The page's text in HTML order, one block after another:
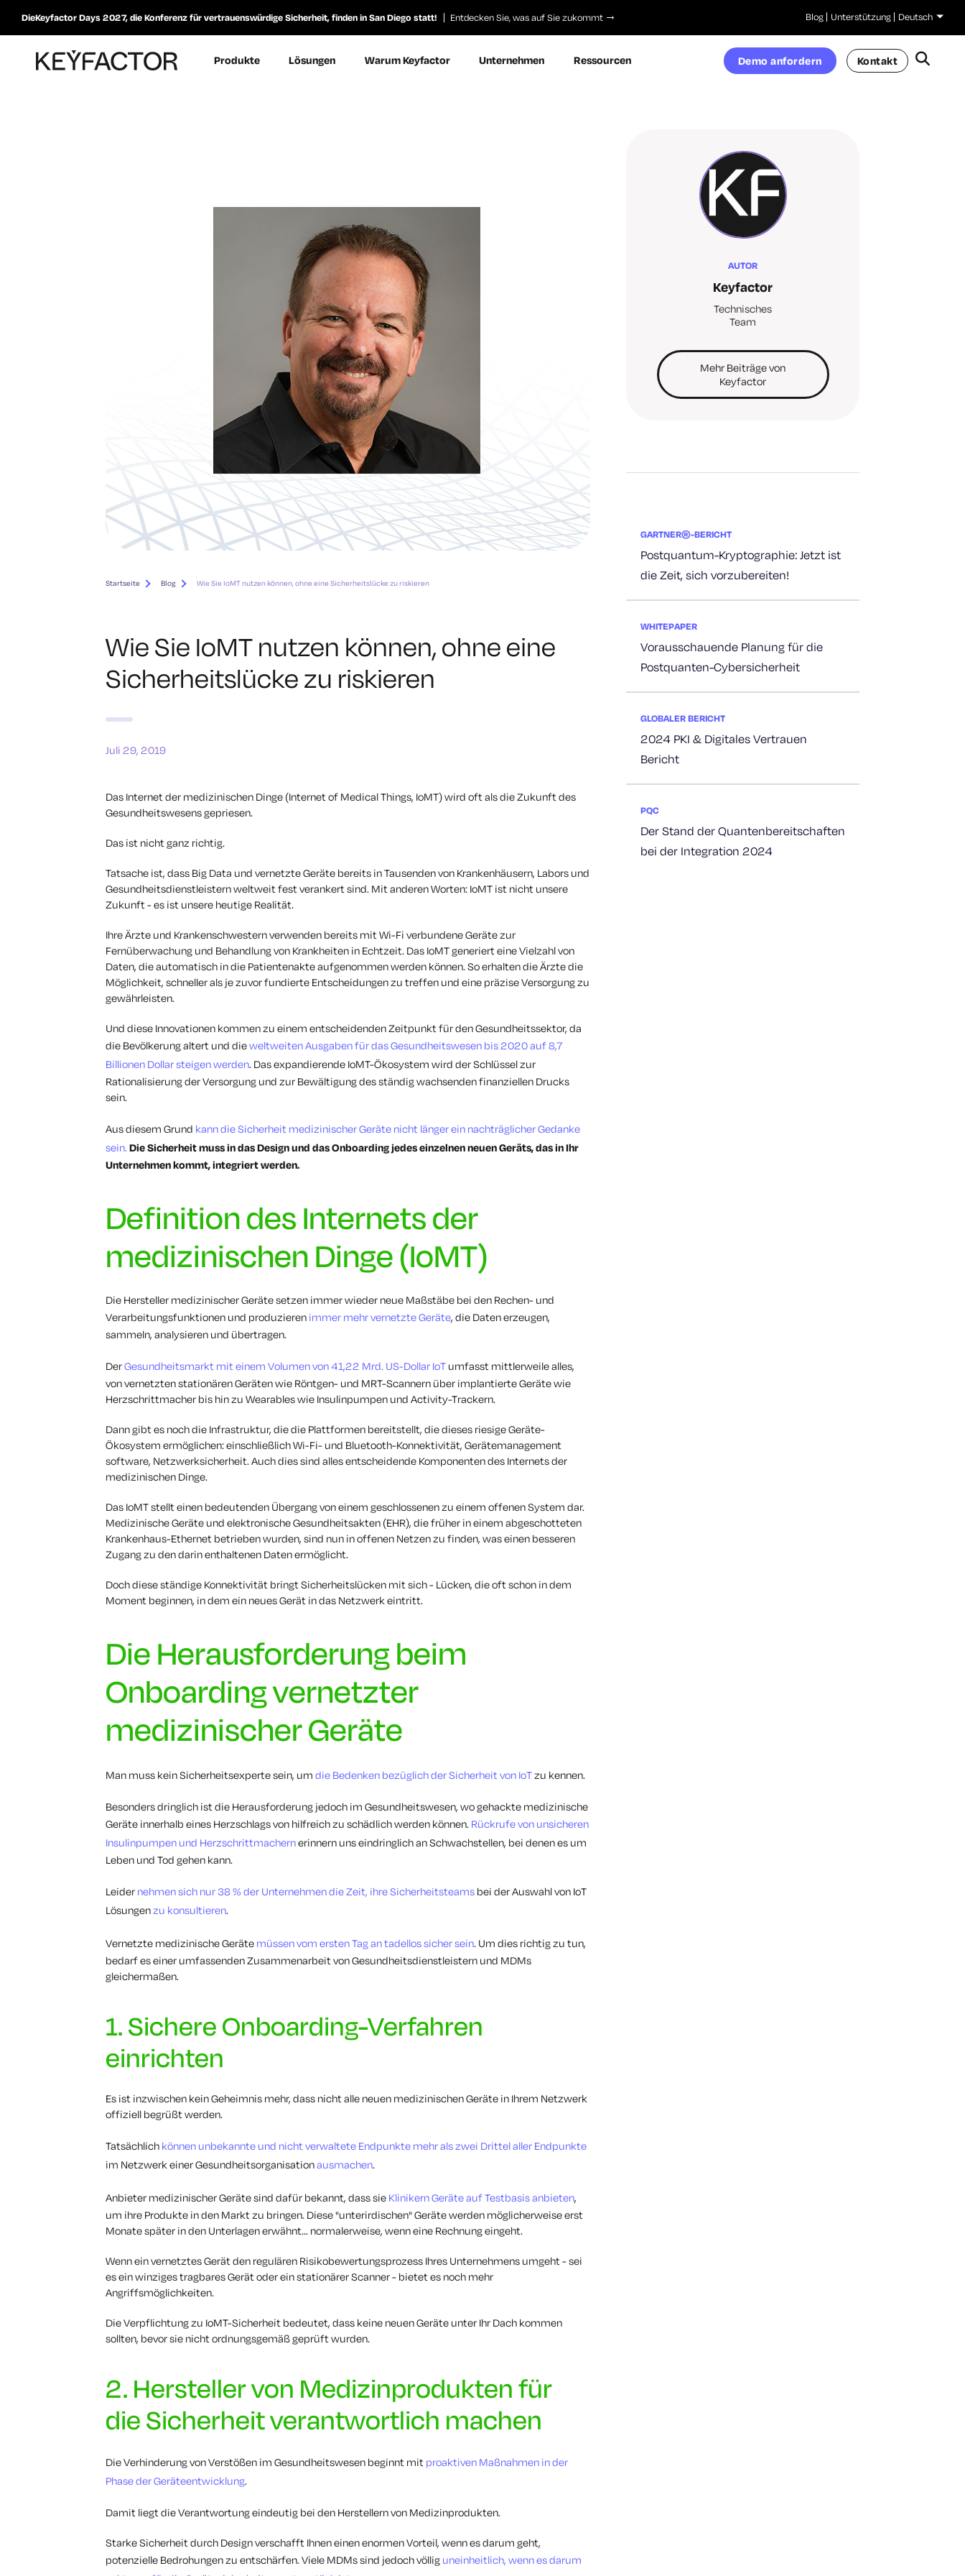
DieKeyfactor Days 2027, die Konferenz für vertrauenswürdige Sicherheit, finden in San Diego statt! Entdecken Sie, was auf Sie zukommt Blog Unterstützung Deutsch
Produkte Lösungen Warum Keyfactor Unternehmen Ressourcen Demo anfordern Kontakt
Startseite Blog Wie Sie IoMT nutzen können, ohne eine Sicherheitslücke zu riskieren
Wie Sie IoMT nutzen können, ohne eine
Sicherheitslücke zu riskieren
Juli 29, 2019
Das Internet der medizinischen Dinge (Internet of Medical Things, IoMT) wird oft als die Zukunft des
Gesundheitswesens gepriesen.
Das ist nicht ganz richtig.
Tatsache ist, dass Big Data und vernetzte Geräte bereits in Tausenden von Krankenhäusern, Labors und
Gesundheitsdienstleistern weltweit fest verankert sind. Mit anderen Worten: IoMT ist nicht unsere
Zukunft- es ist unsere heutige Realität.
Ihre Ärzte und Krankenschwestern verwenden bereits mit Wi-Fi verbundene Geräte zur
Fernüberwachung und Behandlung von Krankheiten in Echtzeit. Das IoMT generiert eine Vielzahl von
Daten, die automatisch in die Patientenakte aufgenommen werden können. So erhalten die Ärzte die
Möglichkeit, schneller als je zuvor fundierte Entscheidungen zu treffen und eine präzise Versorgung zu
gewährleisten.
Und diese Innovationen kommen zu einem entscheidenden Zeitpunkt für den Gesundheitssektor, da
die Bevölkerung altert und dieweltweiten Ausgaben für das Gesundheitswesen bis 2020 auf 8,7
Billionen Dollar steigen werden. Das expandierende IoMT-Ökosystem wird der Schlüssel zur
Rationalisierung der Versorgung und zur Bewältigung des ständig wachsenden finanziellen Drucks
sein.
Aus diesem Grund kann die Sicherheit medizinischer Geräte nicht länger ein nachträglicher Gedanke
sein.Die Sicherheit muss in das Design und das Onboarding jedes einzelnen neuen Geräts, das in Ihr
Unternehmen kommt, integriert werden.
Definition des Internets der
medizinischen Dinge (IoMT)
Die Hersteller medizinischer Geräte setzen immer wieder neue Maßstäbe bei den Rechen- und
Verarbeitungsfunktionen und produzieren immer mehr vernetzte Geräte, die Daten erzeugen,
sammeln, analysieren und übertragen.
DerGesundheitsmarkt mit einem Volumen von 41,22 Mrd. US-Dollar IoT umfasst mittlerweile alles,
von vernetzten stationären Geräten wie Röntgen- und MRT-Scannern über implantierte Geräte wie
Herzschrittmacher bis hin zu Wearables wie Insulinpumpen und Activity-Trackern.
Dann gibt es noch die Infrastruktur, die die Plattformen bereitstellt, die dieses riesige Geräte-
Ökosystem ermöglichen: einschließlich Wi-Fi- und Bluetooth-Konnektivität, Gerätemanagement
software, Netzwerksicherheit. Auch dies sind alles entscheidende Komponenten des Internets der
medizinischen Dinge.
Das IoMT stellt einen bedeutenden Übergang von einem geschlossenen zu einem offenen System dar.
Medizinische Geräte und elektronische Gesundheitsakten (EHR), die früher in einem abgeschotteten
Krankenhaus-Ethernet betrieben wurden, sind nun in offenen Netzen zu finden, was einen besseren
Zugang zu den darin enthaltenen Daten ermöglicht.
Doch diese ständige Konnektivität bringt Sicherheitslücken mit sich - Lücken, die oft schon in dem
Moment beginnen, in dem ein neues Gerät in das Netzwerk eintritt.
Die Herausforderung beim
Onboarding vernetzter
medizinischer Geräte
Man muss kein Sicherheitsexperte sein, um die Bedenken bezüglich der Sicherheit von IoTzu kennen.
Besonders dringlich ist die Herausforderung jedoch im Gesundheitswesen, wo gehackte medizinische
Geräte innerhalb eines Herzschlags von hilfreich zu schädlich werden können. Rückrufe von unsicheren
Insulinpumpen und Herzschrittmachernerinnern uns eindringlich an Schwachstellen, bei denen es um
Leben und Tod gehen kann.
Leider nehmen sich nur 38 % der Unternehmen die Zeit, ihre Sicherheitsteams bei der Auswahl von IoT
Lösungenzu konsultieren.
Vernetzte medizinische Geräte müssen vom ersten Tag an tadellos sicher sein. Um dies richtig zu tun,
bedarf es einer umfassenden Zusammenarbeit von Gesundheitsdienstleistern und MDMs
gleichermaßen.
1. Sichere Onboarding-Verfahren
einrichten
Es ist inzwischen kein Geheimnis mehr, dass nicht alle neuen medizinischen Geräte in Ihrem Netzwerk
offiziell begrüßt werden.
Tatsächlich können unbekannte und nicht verwaltete Endpunkte mehr als zwei Drittel aller Endpunkte
im Netzwerk einer Gesundheitsorganisationausmachen.
Anbieter medizinischer Geräte sind dafür bekannt, dass sie Klinikern Geräte auf Testbasis anbieten,
um ihre Produkte in den Markt zu bringen. Diese "unterirdischen" Geräte werden möglicherweise erst
Monate später in den Unterlagen erwähnt... normalerweise, wenn eine Rechnung eingeht.
Wenn ein vernetztes Gerät den regulären Risikobewertungsprozess Ihres Unternehmens umgeht - sei
es ein winziges tragbares Gerät oder ein stationärer Scanner - bietet es noch mehr
Angriffsmöglichkeiten.
Die Verpflichtung zu IoMT-Sicherheit bedeutet, dass keine neuen Geräte unter Ihr Dach kommen
sollten, bevor sie nicht ordnungsgemäß geprüft wurden.
2. Hersteller von Medizinprodukten für
die Sicherheit verantwortlich machen
Die Verhinderung von Verstößen im Gesundheitswesen beginnt mit proaktiven Maßnahmen in der
Phase der Geräteentwicklung.
Damit liegt die Verantwortung eindeutig bei den Herstellern von Medizinprodukten.
Starke Sicherheit durch Design verschafft Ihnen einen enormen Vorteil, wenn es darum geht,
potenzielle Bedrohungen zu entschärfen. Viele MDMs sind jedoch völlig uneinheitlich, wenn es darum
AUTOR
Keyfactor
Technisches
Team
Mehr Beiträge von
Keyfactor
GARTNER®-BERICHT
Postquantum-Kryptographie: Jetzt ist
die Zeit, sich vorzubereiten!
WHITEPAPER
Vorausschauende Planung für die
Postquanten-Cybersicherheit
GLOBALER BERICHT
2024 PKI & Digitales Vertrauen
Bericht
PQC
Der Stand der Quantenbereitschaften
bei der Integration 2024